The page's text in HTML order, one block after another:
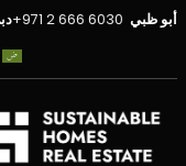
أبو ظبي